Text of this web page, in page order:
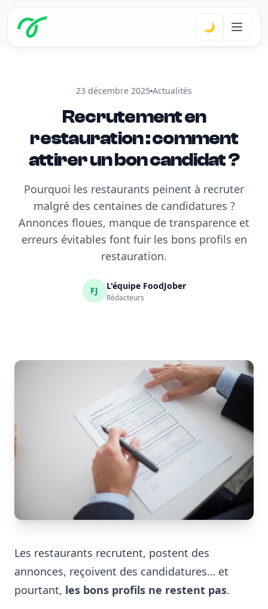
🌙
23 décembre 2025 Actualités
Recrutement en
restauration : comment
attirer un bon candidat ?
Pourquoi les restaurants peinent à recruter
malgré des centaines de candidatures ?
Annonces floues, manque de transparence et
erreurs évitables font fuir les bons profils en
restauration.
FJ L'équipe FoodJober
Rédacteurs
Les restaurants recrutent, postent des
annonces, reçoivent des candidatures… et
pourtant, les bons profils ne restent pas.